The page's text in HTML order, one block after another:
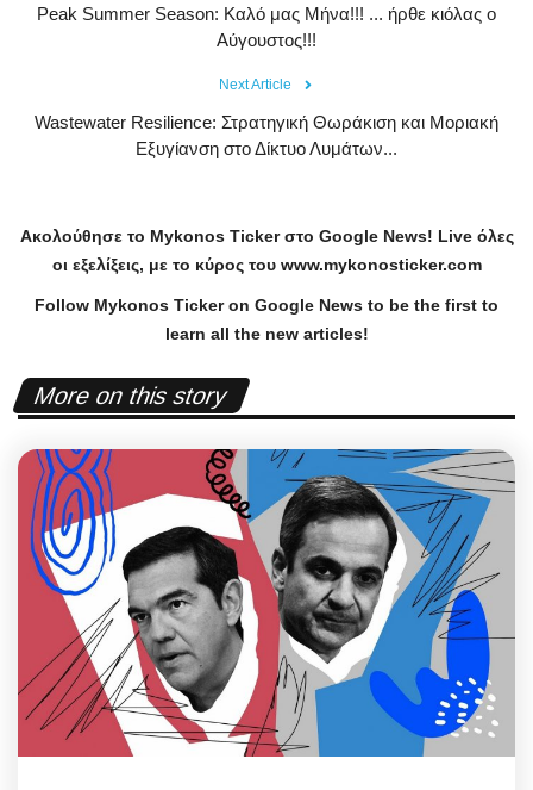
Peak Summer Season: Kαλό μας Μήνα!!! ... ήρθε κιόλας ο
Αύγουστος!!!
Next Article
Wastewater Resilience: Στρατηγική Θωράκιση και Μοριακή
Εξυγίανση στο Δίκτυο Λυμάτων...
Ακολούθησε το Mykonos Tickerστο Google News! Liveόλες
οι εξελίξεις, με το κύρος του www.mykonosticker.com
Follow Mykonos Ticker on Google News to be the first to
learn all the new articles!
More on this story